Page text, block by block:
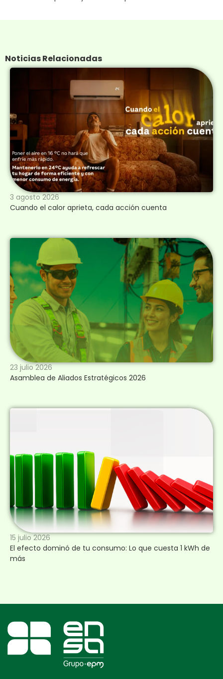
Noticias Relacionadas
3 agosto 2026
Cuando el calor aprieta, cada acción cuenta
23 julio 2026
Asamblea de Aliados Estratégicos 2026
15 julio 2026
El efecto dominó de tu consumo: Lo que cuesta 1 kWh de
más